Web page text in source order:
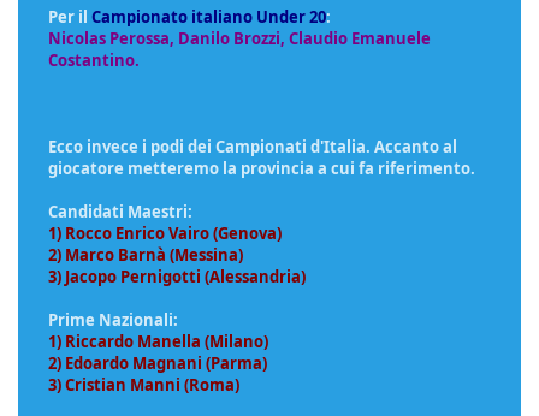
Per il Campionato italiano Under 20:
Nicolas Perossa, Danilo Brozzi, Claudio Emanuele
Costantino.
Ecco invece i podi dei Campionati d'Italia. Accanto al
giocatore metteremo la provincia a cui fa riferimento.
Candidati Maestri:
1) Rocco Enrico Vairo (Genova)
2) Marco Barnà (Messina)
3) Jacopo Pernigotti (Alessandria)
Prime Nazionali:
1) Riccardo Manella (Milano)
2) Edoardo Magnani (Parma)
3) Cristian Manni (Roma)